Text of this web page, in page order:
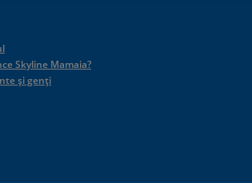
Skyline Mamaia?
și genți